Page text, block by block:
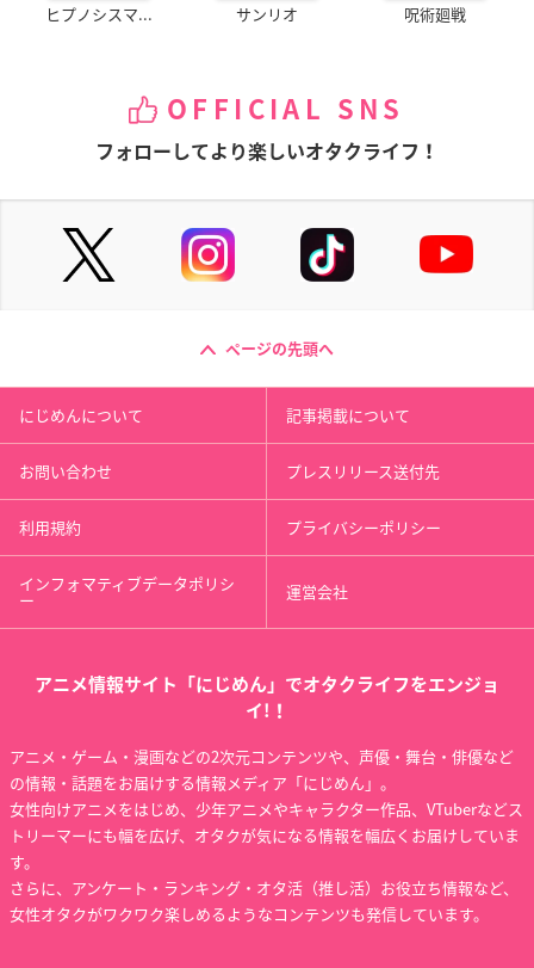
ヒプノシスマ... サンリオ 呪術廻戦
OFFICIAL SNS
フォローしてより楽しいオタクライフ！
ページの先頭へ
にじめんについて 記事掲載について
お問い合わせ プレスリリース送付先
利用規約 プライバシーポリシー
インフォマティブデータポリシ
ー 運営会社
アニメ情報サイト「にじめん」でオタクライフをエンジョ
イ!！
アニメ・ゲーム・漫画などの2次元コンテンツや、声優・舞台・俳優など
の情報・話題をお届けする情報メディア「にじめん」。
女性向けアニメをはじめ、少年アニメやキャラクター作品、VTuberなどス
トリーマーにも幅を広げ、オタクが気になる情報を幅広くお届けしていま
す。
さらに、アンケート・ランキング・オタ活（推し活）お役立ち情報など、
女性オタクがワクワク楽しめるようなコンテンツも発信しています。